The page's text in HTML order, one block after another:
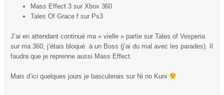
Mass Effect 3 sur Xbox 360
Tales Of Grace f sur Ps3
J’ai en attendant continué ma « vielle » partie sur Tales of Vesperia
sur ma 360, j’étais bloqué à un Boss (j’ai du mal avec les parades). Il
faudra que je reprenne aussi Mass Effect.
Mais d’ici quelques jours je basculerais sur Ni no Kuni